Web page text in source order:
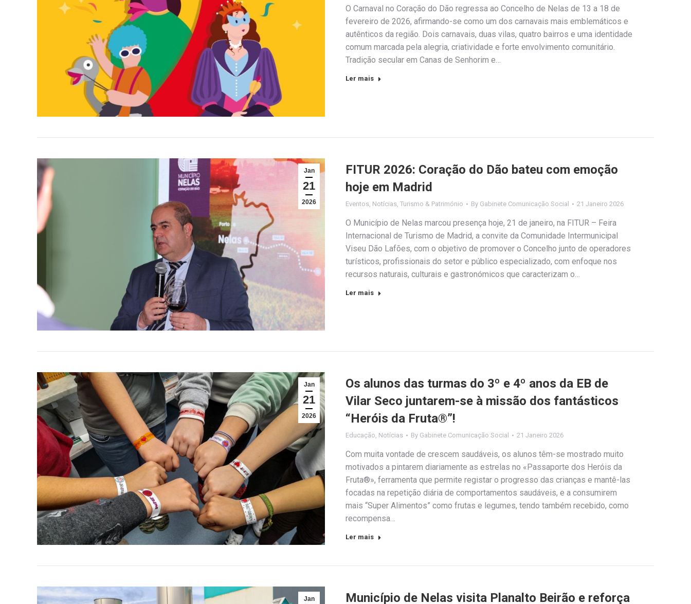
O Carnaval no Coração do Dão regressa ao Concelho de Nelas de 13 a 18 de
fevereiro de 2026, afirmando-se como um dos carnavais mais emblemáticos e
autênticos da região. Dois carnavais, duas vilas, quatro bairros e uma identidade
comum marcada pela alegria, criatividade e forte envolvimento comunitário.
Tradição secular em Canas de Senhorim e…
Ler mais
Jan
21
2026
FITUR 2026: Coração do Dão bateu com emoção
hoje em Madrid
Eventos Notícias Turismo & Património By Gabinete Comunicação Social 21 Janeiro 2026
O Município de Nelas marcou presença hoje, 21 de janeiro, na FITUR – Feira
Internacional de Turismo de Madrid, a convite da Comunidade Intermunicipal
Viseu Dão Lafões, com o objetivo de promover o Concelho junto de operadores
turísticos, profissionais do setor e público especializado, com enfoque nos
recursos naturais, culturais e gastronómicos que caracterizam o…
Ler mais
Jan
21
2026
Os alunos das turmas do 3º e 4º anos da EB de
Vilar Seco juntarem-se à missão dos fantásticos
“Heróis da Fruta®”!
Educação, Notícias By Gabinete Comunicação Social 21 Janeiro 2026
Com muita vontade de crescem saudáveis, os alunos têm-se mostrado muito
motivados a pintarem diariamente as estrelas no «Passaporte dos Heróis da
Fruta®», ferramenta que permite registar o progresso das crianças e mantê-las
focadas na repetição diária de comportamentos saudáveis, e a consumirem
mais “Super Alimentos” como frutas e legumes, tendo também recebido, como
recompensa…
Ler mais
Jan Município de Nelas visita Planalto Beirão e reforça